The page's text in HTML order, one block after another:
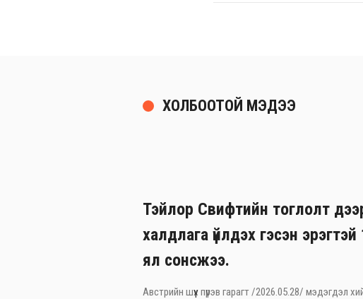
ХОЛБООТОЙ МЭДЭЭ
Тэйлор Свифтийн тоглолт
халдлага үйлдэх гэсэн
ял сонсжээ.
Австрийн шүүх пүрэв гарагт /2026.05.28/ мэдэгдэл